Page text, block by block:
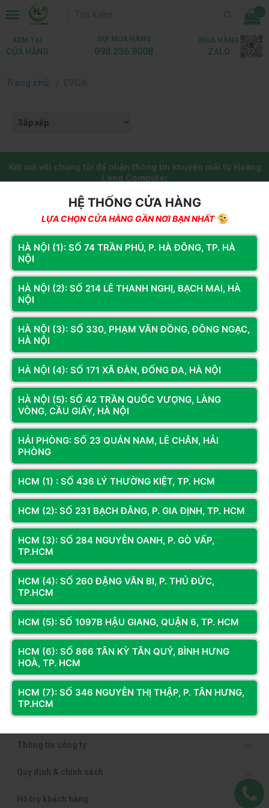
...
XEM TẠI
CỬA HÀNG
GỌI MUA HÀNG
098.236.8008
MUA HÀNG
ZALO
Trang chủ
Kết nối với chúng tôi để nhận thông tin khuyến mãi từ Hoàng
Long Computer
HỆ THỐNG CỬA HÀNG
CƠ SỞ
Địa chỉ:Số 74 Trần Phú, P. Hà
Đông, TP. Hà Nội
Hotline:098.236.8008
Bản đồ chỉ dẫn
CƠ SỞ 3
Đông Ngạc, Hà Nội
Hotline: 0833.921.922 -
0374.120.130
Bản đồ chỉ dẫn
KÊNH THÔNG TIN
Fanpage
Youtube
Thông tin công ty
Quy định & chính sách
Hỗ trợ khách hàng
HỆ THỐNG CỬA HÀNG
LỰA CHỌN CỬA HÀNG GẦN NƠI BẠN NHẤT
HÀ NỘI (1): SỐ 74 TRẦN PHÚ, P. HÀ ĐÔNG, TP. HÀ
NỘI
HÀ NỘI (2): SỐ 214 LÊ THANH NGHỊ, BẠCH MAI, HÀ
NỘI
HÀ NỘI (3): SỐ 330, PHẠM VĂN ĐỒNG, ĐÔNG NGẠC,
HÀ NỘI
HÀ NỘI (4): SỐ 171 XÃ ĐÀN, ĐỐNG ĐA, HÀ NỘI
HÀ NỘI (5): SỐ 42 TRẦN QUỐC VƯỢNG, LÀNG
VÒNG, CẦU GIẤY, HÀ NỘI
HẢI PHÒNG: SỐ 23 QUÁN NAM, LÊ CHÂN, HẢI
PHÒNG
HCM (1) : SỐ 436 LÝ THƯỜNG KIỆT, TP. HCM
HCM (2): SỐ 231 BẠCH ĐẰNG, P. GIA ĐỊNH, TP. HCM
HCM (3): SỐ 284 NGUYỄN OANH, P. GÒ VẤP,
TP.HCM
HCM (4): SỐ 260 ĐẶNG VĂN BI, P. THỦ ĐỨC,
TP.HCM
HCM (5): SỐ 1097B HẬU GIANG, QUẬN 6, TP. HCM
HCM (6): SỐ 866 TÂN KỲ TÂN QUÝ, BÌNH HƯNG
HOÀ, TP. HCM
HCM (7): SỐ 346 NGUYỄN THỊ THẬP, P. TÂN HƯNG,
TP.HCM